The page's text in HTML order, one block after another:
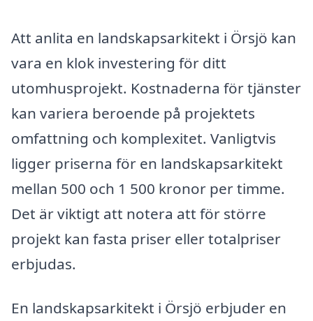
Att anlita en landskapsarkitekt i Örsjö kan
vara en klok investering för ditt
utomhusprojekt. Kostnaderna för tjänster
kan variera beroende på projektets
omfattning och komplexitet. Vanligtvis
ligger priserna för en landskapsarkitekt
mellan 500 och 1 500 kronor per timme.
Det är viktigt att notera att för större
projekt kan fasta priser eller totalpriser
erbjudas.
En landskapsarkitekt i Örsjö erbjuder en